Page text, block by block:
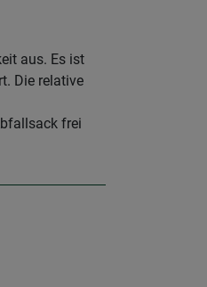
aus. Es ist
Die relative
frei